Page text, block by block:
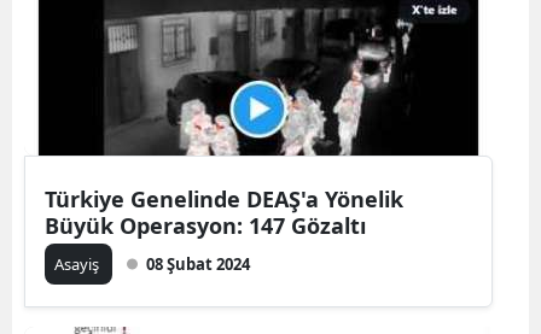
Türkiye Genelinde DEAŞ'a Yönelik
Büyük Operasyon: 147 Gözaltı
Asayiş 08 Şubat 2024